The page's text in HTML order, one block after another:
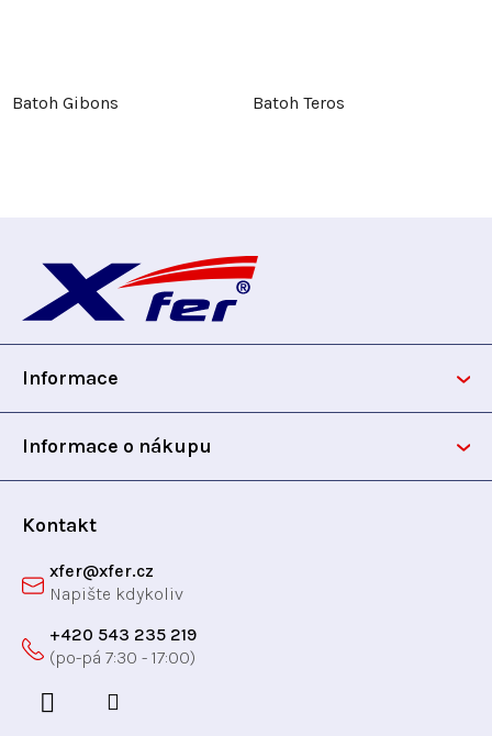
Batoh Gibons Batoh Teros
p
Informace
Informace o nákupu
Kontakt
xfer@xfer.cz
+420 543 235 219